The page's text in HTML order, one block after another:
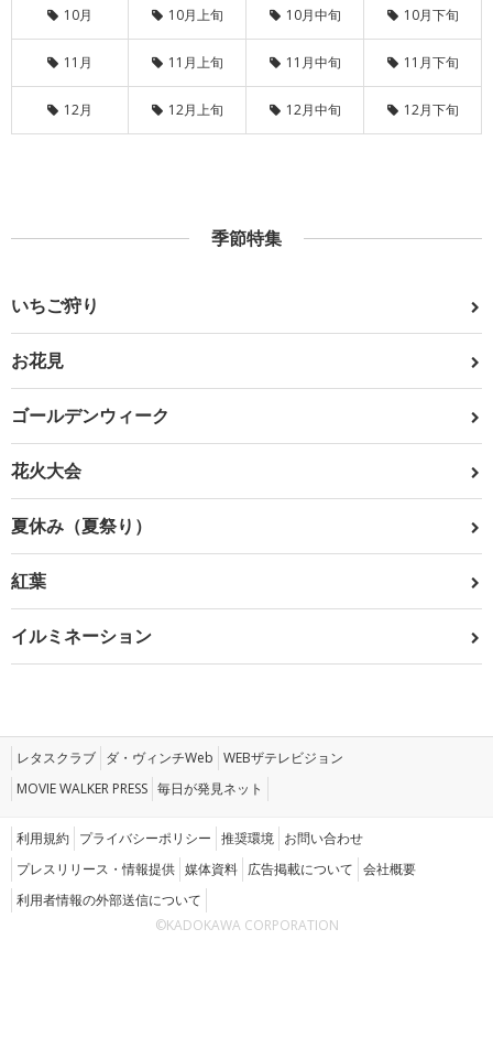
10月 10月上旬 10月中旬 10月下旬
11月 11月上旬 11月中旬 11月下旬
12月 12月上旬 12月中旬 12月下旬
季節特集
いちご狩り
お花見
ゴールデンウィーク
花火大会
夏休み（夏祭り）
紅葉
イルミネーション
レタスクラブ ダ・ヴィンチWeb WEBザテレビジョン
MOVIE WALKER PRESS 毎日が発見ネット
利用規約 プライバシーポリシー 推奨環境 お問い合わせ
プレスリリース・情報提供 媒体資料 広告掲載について 会社概要
利用者情報の外部送信について
©KADOKAWA CORPORATION